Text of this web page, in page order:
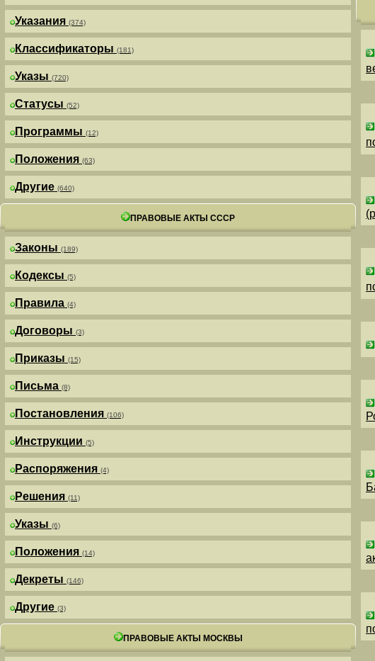
Указания (374)
Классификаторы (181)
Указы (720)
Статусы (52)
Программы (12)
Положения (63)
Другие (640)
ПРАВОВЫЕ АКТЫ СССР
Законы (189)
Кодексы (5)
Правила (4)
Договоры (3)
Приказы (15)
Письма (8)
Постановления (106)
Инструкции (5)
Распоряжения (4)
Решения (11)
Указы (6)
Положения (14)
Декреты (146)
Другие (3)
ПРАВОВЫЕ АКТЫ МОСКВЫ